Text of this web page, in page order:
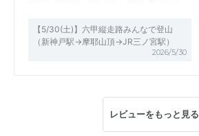
【5/30(土)】六甲縦走路みんなで登山
（新神戸駅→摩耶山頂→JR三ノ宮駅）
2026/5/30
レビューをもっと見る